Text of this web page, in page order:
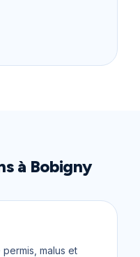
à Bobigny
malus et